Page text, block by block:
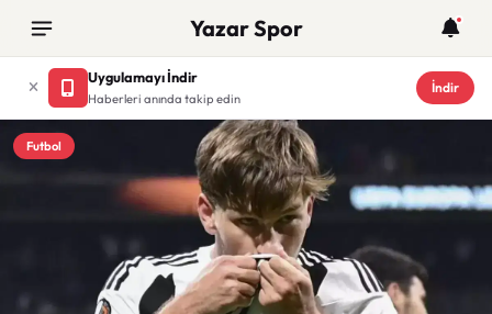
Yazar Spor
Uygulamayı İndir
Haberleri anında takip edin
İndir
Futbol